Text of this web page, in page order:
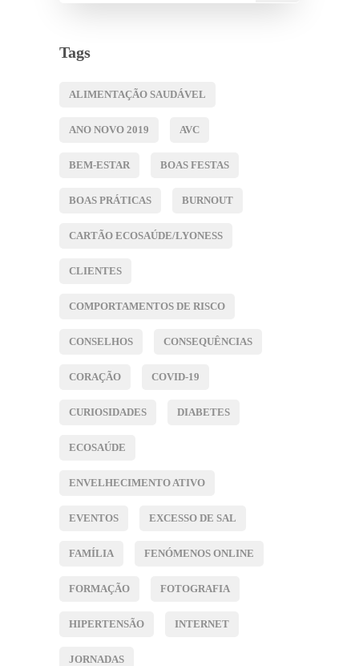
Tags
ALIMENTAÇÃO SAUDÁVEL
ANO NOVO 2019 AVC
BEM-ESTAR BOAS FESTAS
BOAS PRÁTICAS BURNOUT
CARTÃO ECOSAÚDE/LYONESS
CLIENTES
COMPORTAMENTOS DE RISCO
CONSELHOS CONSEQUÊNCIAS
CORAÇÃO COVID-19
CURIOSIDADES DIABETES
ECOSAÚDE
ENVELHECIMENTO ATIVO
EVENTOS EXCESSO DE SAL
FAMÍLIA FENÓMENOS ONLINE
FORMAÇÃO FOTOGRAFIA
HIPERTENSÃO INTERNET
JORNADAS